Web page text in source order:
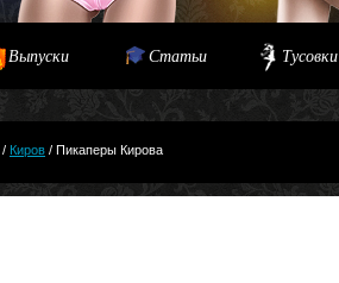
Выпуски Статьи Тусовки
/ Киров / Пикаперы Кирова